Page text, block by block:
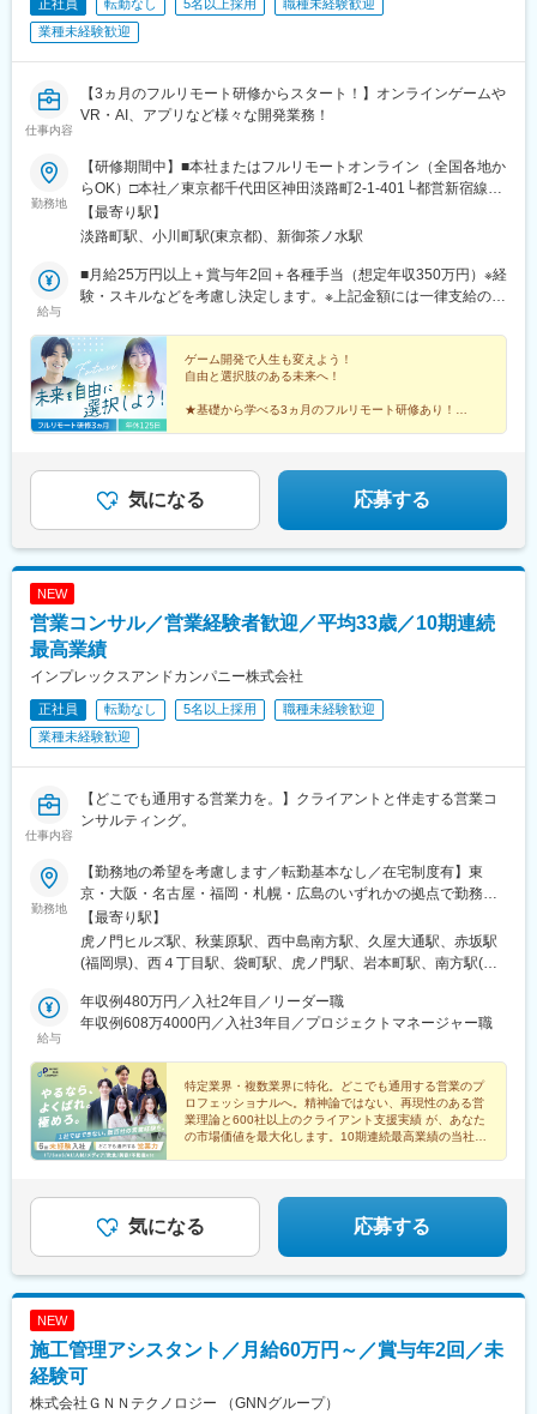
正社員 転勤なし 5名以上採用
職種未経験歓迎
業種未経験歓迎
仕事内容
【3ヵ月のフルリモート研修からスタート！】オンラインゲームや
VR・AI、アプリなど様々な開発業務！
勤務地
【研修期間中】■本社またはフルリモートオンライン（全国各地か
らOK）□本社／東京都千代田区神田淡路町2-1-401└都営新宿線
「小川町駅」より徒歩1分└東京メトロ丸ノ内線「淡路町駅」より
徒歩2分└東京メトロ千代田線「新御茶ノ水駅」より徒歩3【研修
地は希望を考慮します。※転居を伴う転勤はありません。※すべて
徒歩10分以内の駅チカオフィスです。※フルリモート・在宅勤
【最寄り駅】
淡路町駅、小川町駅(東京都)、新御茶ノ水駅
給与
■月給25万円以上＋賞与年2回＋各種手当（想定年収350万円）※経
験・スキルなどを考慮し決定します。※上記金額には一律支給の住
（期間中は月給23万円以上で、その他の待遇に変更なし）☆経験
がある方は、現職・前職給与を考慮します。☆明確な評価制度あ
り。個人の頑張りに応じて評価します。【年収アップイメージ】
年収450万円（未経験入社2年目）年収590万円（未経験入社3年
目）年収770万円（未経験入社5年目）
ゲーム開発で人生も変えよう！
自由と選択肢のある未来へ！
★基礎から学べる3ヵ月のフルリモート研修あり！
★土日祝休み、年休125日でオフも充実♪
気になる 応募する
NEW
営業コンサル／営業経験者歓迎／平均33歳／10期連続
最高業績
インプレックスアンドカンパニー株式会社
正社員 転勤なし 5名以上採用
職種未経験歓迎
業種未経験歓迎
仕事内容
【どこでも通用する営業力を。】クライアントと伴走する営業コ
ンサルティング。
勤務地
【勤務地の希望を考慮します／転勤基本なし／在宅制度有】東
京・大阪・名古屋・福岡・札幌・広島のいずれかの拠点で勤務◯
東京本社東京都港区虎ノ門1-23-1 虎ノ門ヒルズ森タワー18階受動
喫煙対策：あり（屋内禁煙 / 喫煙専用室あり)◯秋葉原営業所東京
都千代田区神田和泉町1-7-2 S-Glanzビル4階受動喫煙対策：あり
幌大手町ビル5階受動喫煙対策：あり（敷地内禁煙）◯名古屋営業
所愛知県名古屋市東区泉1-15-14 アルピニストビル6階受動喫煙対
阪府大阪市淀川区西中島5-11-9 新大阪中里ビル3階受動喫煙対
策：あり（屋内禁煙 / 喫煙専用室設置あり)◯広島営業所広島県広
島市中区大手町2-8-1 大手町スクエア8階（B）受動喫煙対策：あ
り（敷地内禁煙）◯福岡営業所福岡県福岡市中央区大名1-2-23 ビ
ジネス・ワンけやき通りビル3階受動喫煙対策：あり（屋内禁煙・
【最寄り駅】
虎ノ門ヒルズ駅、秋葉原駅、西中島南方駅、久屋大通駅、赤坂駅
(福岡県)、西４丁目駅、袋町駅、虎ノ門駅、岩本町駅、南方駅(大
駅、末広町駅(東京都)、新大阪駅、栄駅(愛知県)、西鉄福岡駅、狸
小路駅、中電前駅
給与
年収例480万円／入社2年目／リーダー職
年収例608万4000円／入社3年目／プロジェクトマネージャー職
特定業界・複数業界に特化。どこでも通用する営業のプ
ロフェッショナルへ。精神論ではない、再現性のある営
業理論と600社以上のクライアント支援実績 が、あなた
の市場価値を最大化します。10期連続最高業績の当社
気になる 応募する
NEW
施工管理アシスタント／月給60万円～／賞与年2回／未
経験可
株式会社ＧＮＮテクノロジー （GNNグループ）